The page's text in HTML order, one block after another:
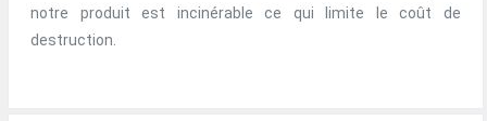
notre produit est incinérable ce qui limite le coût de
destruction.